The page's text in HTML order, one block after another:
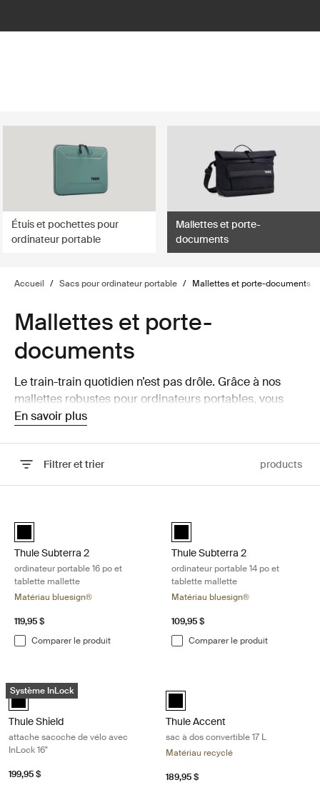
Étuis et pochettes pour
ordinateur portable
Mallettes et porte-
documents
Accueil / Sacs pour ordinateur portable / Mallettes et porte-documents
Mallettes et porte-
documents
Le train-train quotidien n’est pas drôle. Grâce à nos
mallettes robustes pour ordinateurs portables, vous
pouvez relever les défis de votre journée en sachant
En savoir plus
Filtrer et trier products
Thule Subterra MacBook attaché 16" Noir (selected)
Thule Subterra 2
ordinateur portable 16 po et
tablette mallette
Matériau bluesign®
119,95 $
Comparer le produit
Thule Subterra MacBook
Thule Subterra 2
ordinateur portable 14 po et
tablette mallette
Matériau bluesign®
109,95 $
Comparer le produit
Thule Shield attache sacoche de vélo avec InLock 16" Black
Système InLock
Thule Shield attache with InLock 16" Noir (selected)
Thule Shield
attache sacoche de vélo avec
InLock 16"
199,95 $
Thule Accent convertible
Thule Accent
sac à dos convertible 17 L
Matériau recyclé
189,95 $